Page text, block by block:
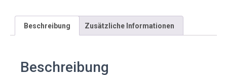
Beschreibung Zusätzliche Informationen
Beschreibung